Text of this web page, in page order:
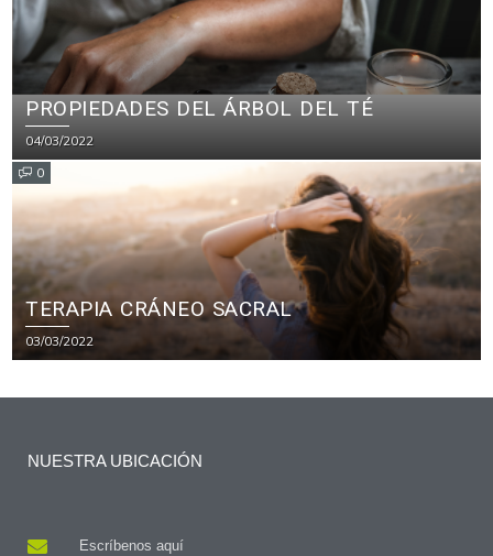
PROPIEDADES DEL ÁRBOL DEL TÉ
04/03/2022
0
TERAPIA CRÁNEO SACRAL
03/03/2022
NUESTRA UBICACIÓN
Escríbenos aquí